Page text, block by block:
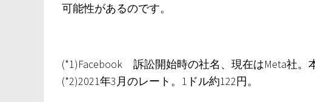
可能性があるのです。
(*1)Facebook 訴訟開始時の社名、現在はMeta社。
(*2)2021年3月のレート。1ドル約122円。